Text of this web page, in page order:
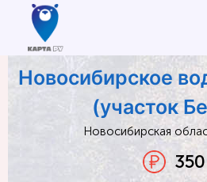
Новосибирское
(участок
Новосибирская
350